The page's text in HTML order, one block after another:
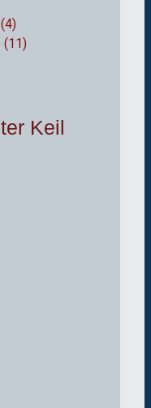
(4)
(11)
Keil